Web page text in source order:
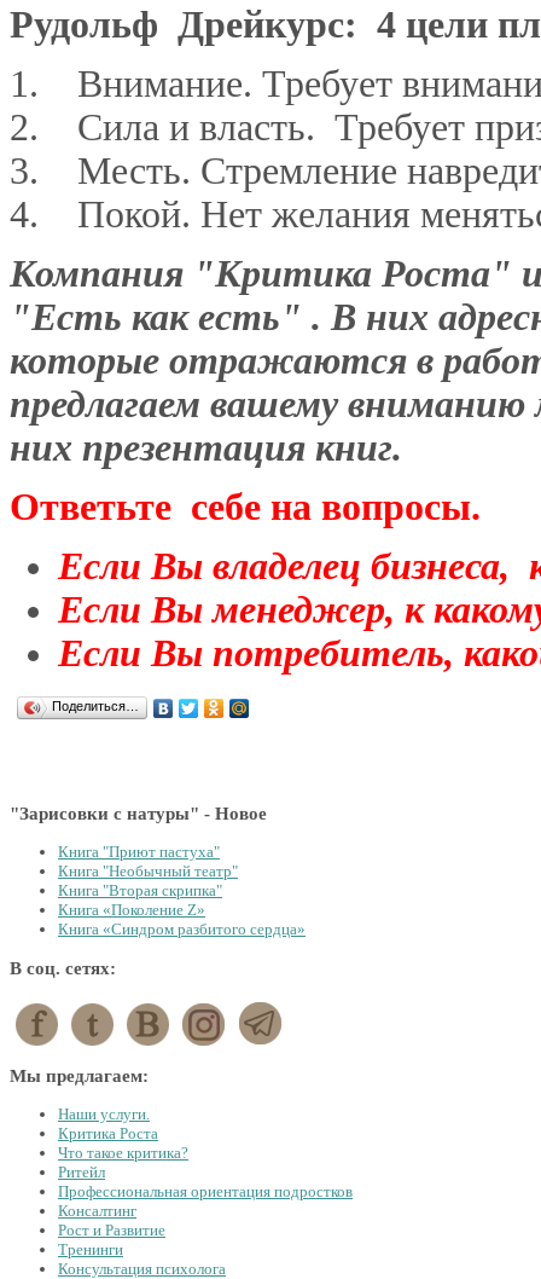
Рудольф Дрейкурс: 4 цели
1. Внимание. Требует
2. Сила и власть. Требует
3. Месть. Стремление
4. Покой. Нет желания
Компания "Критика Роста"
"Есть как есть" . В них
которые отражаются в
предлагаем вашему
них презентация книг.
Ответьте себе на вопросы.
Если Вы владелец
Если Вы менеджер, к
Если Вы потребитель,
Поделиться…
"Зарисовки с натуры" - Новое
Книга "Приют пастуха"
Книга "Необычный театр"
Книга "Вторая скрипка"
Книга «Поколение Z»
Книга «Синдром разбитого сердца»
В соц. сетях:
Мы предлагаем:
Наши услуги.
Критика Роста
Что такое критика?
Ритейл
Профессиональная ориентация подростков
Консалтинг
Рост и Развитие
Тренинги
Консультация психолога